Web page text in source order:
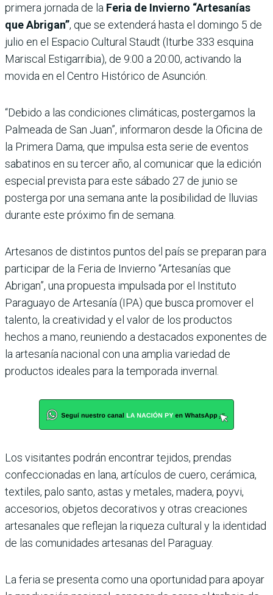
primera jornada de la Feria de Invierno “Artesanías
que Abrigan”, que se extenderá hasta el domingo 5 de
julio en el Espacio Cultural Staudt (Iturbe 333 esquina
Mariscal Estigarribia), de 9:00 a 20:00, activando la
movida en el Centro Histórico de Asunción.
“Debido a las condiciones climáticas, postergamos la
Palmeada de San Juan”, informaron desde la Oficina de
la Primera Dama, que impulsa esta serie de eventos
sabatinos en su tercer año, al comunicar que la edición
especial prevista para este sábado 27 de junio se
posterga por una semana ante la posibilidad de lluvias
durante este próximo fin de semana.
Artesanos de distintos puntos del país se preparan para
participar de la Feria de Invierno “Artesanías que
Abrigan”, una propuesta impulsada por el Instituto
Paraguayo de Artesanía (IPA) que busca promover el
talento, la creatividad y el valor de los productos
hechos a mano, reuniendo a destacados exponentes de
la artesanía nacional con una amplia variedad de
productos ideales para la temporada invernal.
Los visitantes podrán encontrar tejidos, prendas
confeccionadas en lana, artículos de cuero, cerámica,
textiles, palo santo, astas y metales, madera, poyvi,
accesorios, objetos decorativos y otras creaciones
artesanales que reflejan la riqueza cultural y la identidad
de las comunidades artesanas del Paraguay.
La feria se presenta como una oportunidad para apoyar